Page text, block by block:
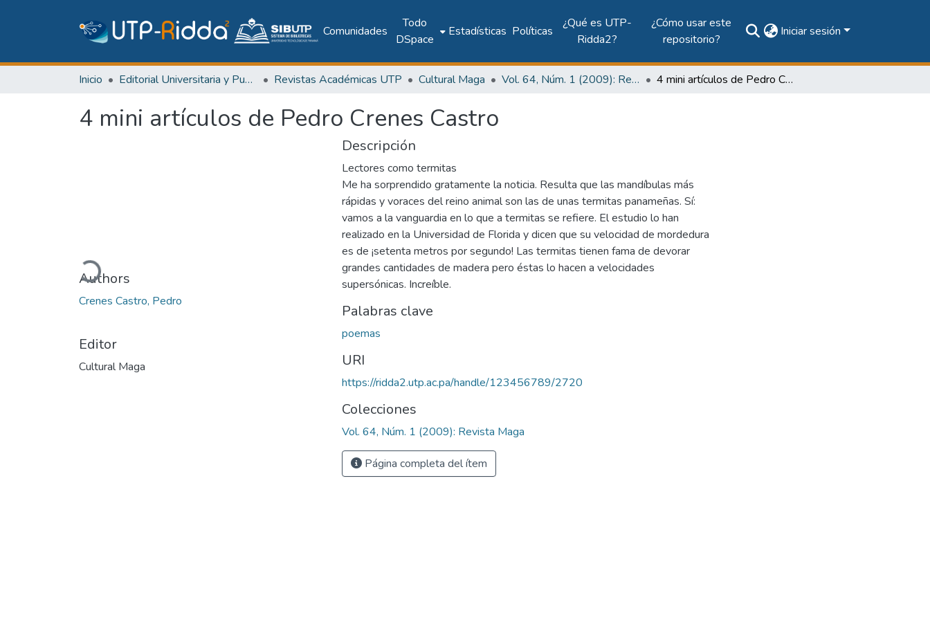
Comunidades
Todo
DSpace
Estadísticas Políticas
¿Qué es UTP-
Ridda2?
¿Cómo usar este
repositorio?
Iniciar sesión
Inicio Editorial Universitaria y Publicaciones Seriadas Revistas Académicas UTP Cultural Maga Vol. 64, Núm. 1 (2009): Revista Maga 4 mini artículos de Pedro Crenes Castro
4 mini artículos de Pedro Crenes Castro
Cargando...
Authors
Crenes Castro, Pedro
Editor
Cultural Maga
Descripción
Lectores como termitas
Me ha sorprendido gratamente la noticia. Resulta que las mandíbulas más
rápidas y voraces del reino animal son las de unas termitas panameñas. Sí:
vamos a la vanguardia en lo que a termitas se refiere. El estudio lo han
realizado en la Universidad de Florida y dicen que su velocidad de mordedura
es de ¡setenta metros por segundo! Las termitas tienen fama de devorar
grandes cantidades de madera pero éstas lo hacen a velocidades
supersónicas. Increíble.
Palabras clave
poemas
URI
https://ridda2.utp.ac.pa/handle/123456789/2720
Colecciones
Vol. 64, Núm. 1 (2009): Revista Maga
Página completa del ítem